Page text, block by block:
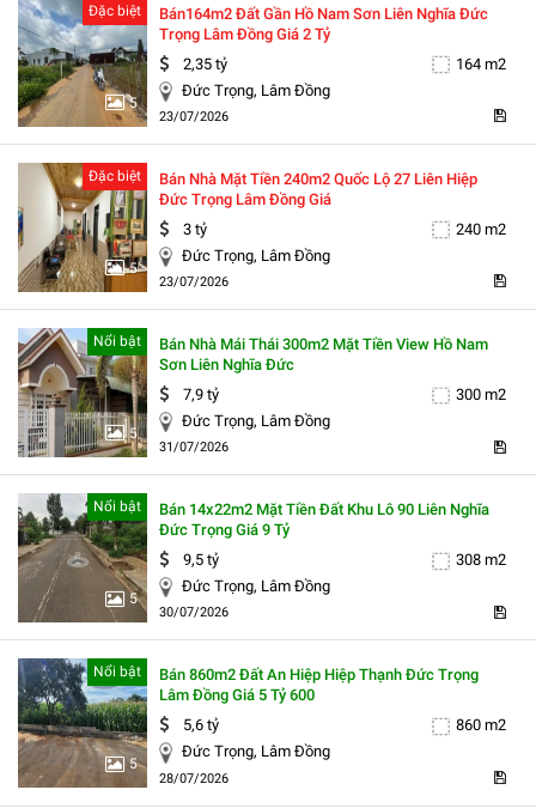
5
Đặc biệt
Bán164m2 Đất Gần Hồ Nam Sơn Liên Nghĩa Đức
Trọng Lâm Đồng Giá 2 Tỷ
2,35 tỷ
164 m2
Đức Trọng, Lâm Đồng
23/07/2026
5
Đặc biệt
Bán Nhà Mặt Tiền 240m2 Quốc Lộ 27 Liên Hiệp
Đức Trọng Lâm Đồng Giá
3 tỷ
240 m2
Đức Trọng, Lâm Đồng
23/07/2026
5
Nổi bật
Bán Nhà Mái Thái 300m2 Mặt Tiền View Hồ Nam
Sơn Liên Nghĩa Đức
7,9 tỷ
300 m2
Đức Trọng, Lâm Đồng
31/07/2026
5
Nổi bật
Bán 14x22m2 Mặt Tiền Đất Khu Lô 90 Liên Nghĩa
Đức Trọng Giá 9 Tỷ
9,5 tỷ
308 m2
Đức Trọng, Lâm Đồng
30/07/2026
5
Nổi bật
Bán 860m2 Đất An Hiệp Hiệp Thạnh Đức Trọng
Lâm Đồng Giá 5 Tỷ 600
5,6 tỷ
860 m2
Đức Trọng, Lâm Đồng
28/07/2026